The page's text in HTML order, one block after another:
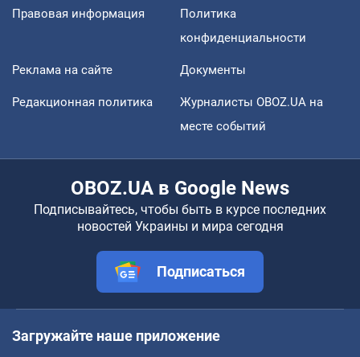
Правовая информация
Политика
конфиденциальности
Реклама на сайте Документы
Редакционная политика
Журналисты OBOZ.UA на
месте событий
OBOZ.UA в Google News
Подписывайтесь, чтобы быть в курсе последних
новостей Украины и мира сегодня
Подписаться
Загружайте наше приложение